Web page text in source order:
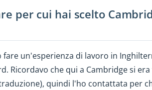
per cui hai scelto
fare un'esperienza di lavoro in
Ricordavo che qui a Cambridge si
quindi l'ho contattata per